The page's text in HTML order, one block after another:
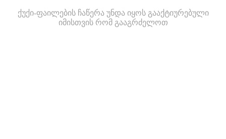
ქუქი-ფაილების ჩაწერა უნდა იყოს გააქტიურებული
იმისთვის რომ გააგრძელოთ